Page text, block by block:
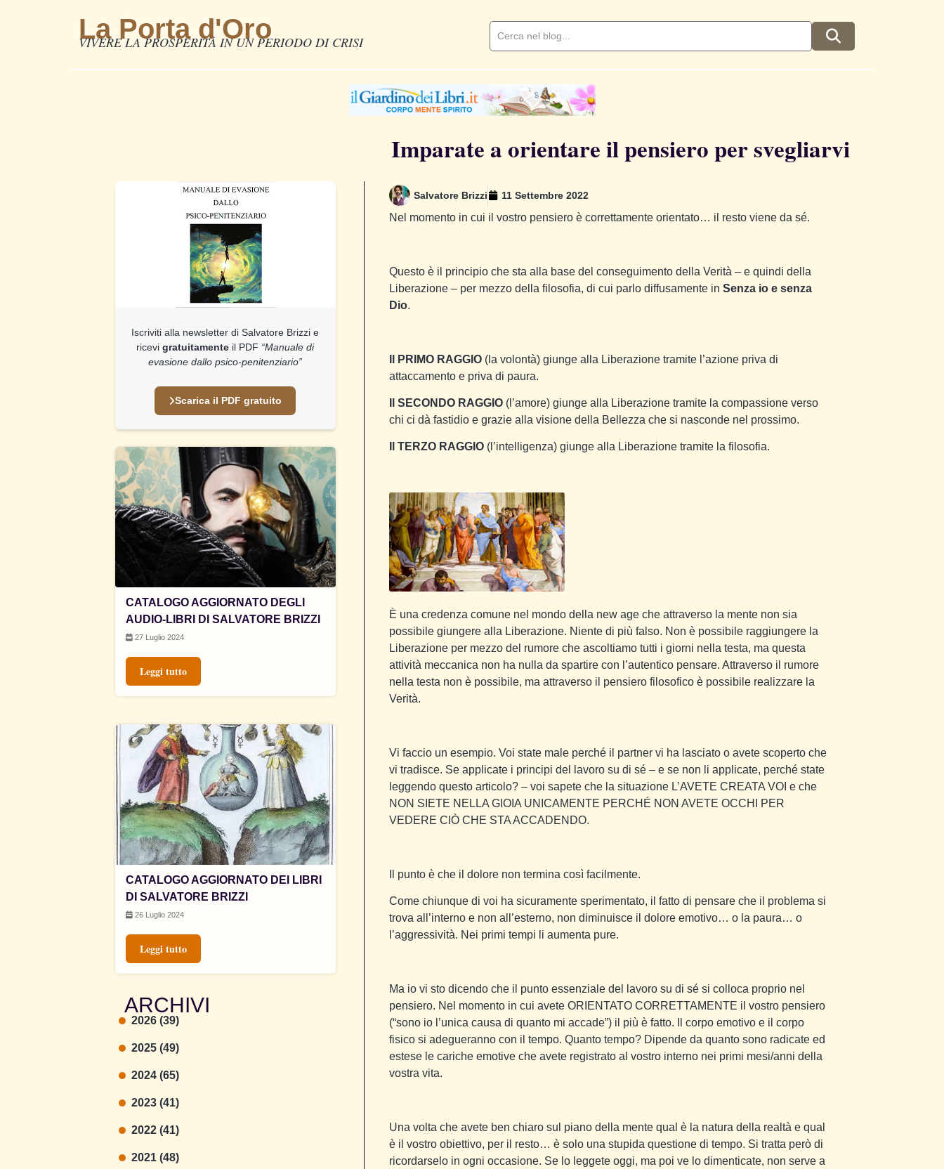
La Porta d'Oro
VIVERE LA PROSPERITÀ IN UN PERIODO DI CRISI
Imparate a orientare il pensiero per svegliarvi
Iscriviti alla newsletter di Salvatore Brizzi e
ricevigratuitamente il PDF “Manuale di
evasione dallo psico-penitenziario”
Scarica il PDF gratuito
CATALOGO AGGIORNATO DEGLI
AUDIO-LIBRI DI SALVATORE BRIZZI
27 Luglio 2024
Leggi tutto
CATALOGO AGGIORNATO DEI LIBRI
DI SALVATORE BRIZZI
26 Luglio 2024
Leggi tutto
ARCHIVI
2026 (39)
2025 (49)
2024 (65)
2023 (41)
2022 (41)
2021 (48)
Salvatore Brizzi 11 Settembre 2022
Nel momento in cui il vostro pensiero è correttamente orientato… il resto viene da sé.
Questo è il principio che sta alla base del conseguimento della Verità – e quindi della
Liberazione – per mezzo della filosofia, di cui parlo diffusamente in Senza io e senza
Dio.
Il PRIMO RAGGIO(la volontà) giunge alla Liberazione tramite l’azione priva di
attaccamento e priva di paura.
Il SECONDO RAGGIO(l’amore) giunge alla Liberazione tramite la compassione verso
chi ci dà fastidio e grazie alla visione della Bellezza che si nasconde nel prossimo.
Il TERZO RAGGIO(l’intelligenza) giunge alla Liberazione tramite la filosofia.
È una credenza comune nel mondo della new age che attraverso la mente non sia
possibile giungere alla Liberazione. Niente di più falso. Non è possibile raggiungere la
Liberazione per mezzo del rumore che ascoltiamo tutti i giorni nella testa, ma questa
attività meccanica non ha nulla da spartire con l’autentico pensare. Attraverso il rumore
nella testa non è possibile, ma attraverso il pensiero filosofico è possibile realizzare la
Verità.
Vi faccio un esempio. Voi state male perché il partner vi ha lasciato o avete scoperto che
vi tradisce. Se applicate i principi del lavoro su di sé – e se non li applicate, perché state
leggendo questo articolo? – voi sapete che la situazione L’AVETE CREATA VOI e che
NON SIETE NELLA GIOIA UNICAMENTE PERCHÉ NON AVETE OCCHI PER
VEDERE CIÒ CHE STA ACCADENDO.
Il punto è che il dolore non termina così facilmente.
Come chiunque di voi ha sicuramente sperimentato, il fatto di pensare che il problema si
trova all’interno e non all’esterno, non diminuisce il dolore emotivo… o la paura… o
l’aggressività. Nei primi tempi li aumenta pure.
Ma io vi sto dicendo che il punto essenziale del lavoro su di sé si colloca proprio nel
pensiero. Nel momento in cui avete ORIENTATO CORRETTAMENTE il vostro pensiero
(“sono io l’unica causa di quanto mi accade”) il più è fatto. Il corpo emotivo e il corpo
fisico si adegueranno con il tempo. Quanto tempo? Dipende da quanto sono radicate ed
estese le cariche emotive che avete registrato al vostro interno nei primi mesi/anni della
vostra vita.
Una volta che avete ben chiaro sul piano della mente qual è la natura della realtà e qual
è il vostro obiettivo, per il resto… è solo una stupida questione di tempo. Si tratta però di
ricordarselo in ogni occasione. Se lo leggete oggi, ma poi ve lo dimenticate, non serve a